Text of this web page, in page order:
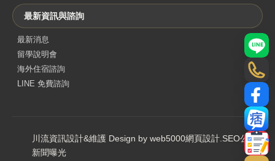
最新資訊與諮詢
最新消息
留學說明會
海外住宿諮詢
LINE 免費諮詢
川流資訊設計&維護 Design by web5000網頁設計 SEO公司.
新聞曝光
LINE
電話
部落
聯絡